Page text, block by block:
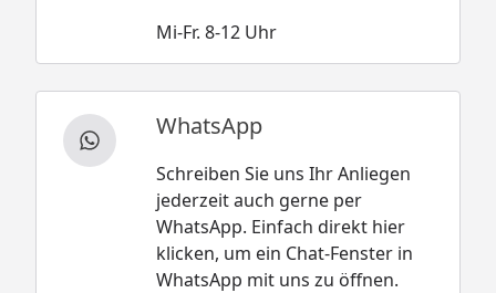
Mi-Fr. 8-12 Uhr
WhatsApp
Schreiben Sie uns Ihr Anliegen
jederzeit auch gerne per
WhatsApp. Einfach direkt hier
klicken, um ein Chat-Fenster in
WhatsApp mit uns zu öffnen.